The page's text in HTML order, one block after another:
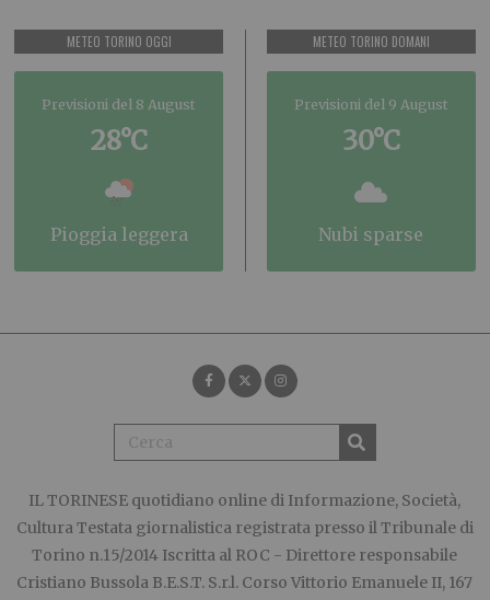
METEO TORINO OGGI
Previsioni del 8 August
28°C
pioggia leggera
METEO TORINO DOMANI
Previsioni del 9 August
30°C
nubi sparse
IL TORINESE quotidiano online di Informazione, Società,
Cultura Testata giornalistica registrata presso il Tribunale di
Torino n.15/2014 Iscritta al ROC - Direttore responsabile
Cristiano Bussola B.E.S.T. S.r.l. Corso Vittorio Emanuele II, 167